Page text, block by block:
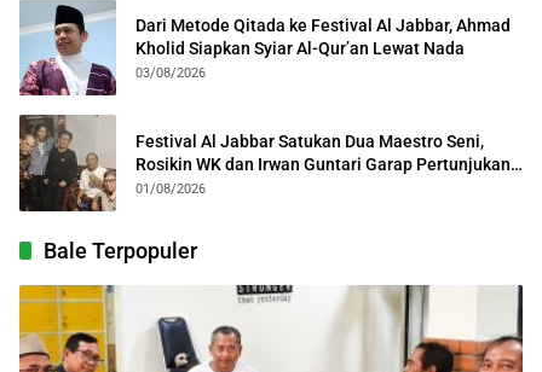
Dari Metode Qitada ke Festival Al Jabbar, Ahmad
Kholid Siapkan Syiar Al-Qur’an Lewat Nada
03/08/2026
Festival Al Jabbar Satukan Dua Maestro Seni,
Rosikin WK dan Irwan Guntari Garap Pertunjukan
Kolosal
01/08/2026
Bale Terpopuler